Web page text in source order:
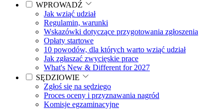
WPROWADŹ
Jak wziąć udział
Regulamin, warunki
Wskazówki dotyczące przygotowania zgłoszenia
Opłaty startowe
10 powodów, dla których warto wziąć udział
Jak zgłaszać zwycięskie prace
What's New & Different for 2027
SĘDZIOWIE
Zgłoś się na sędziego
Proces oceny i przyznawania nagród
Komisje egzaminacyjne